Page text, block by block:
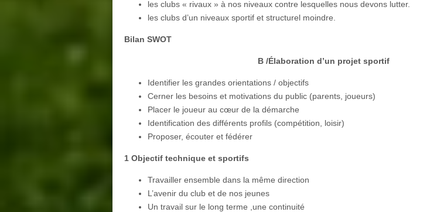
les clubs « rivaux » à nos niveaux contre lesquelles nous devons lutter.
les clubs d’un niveaux sportif et structurel moindre.
Bilan SWOT
B /Élaboration d’un projet sportif
Identifier les grandes orientations / objectifs
Cerner les besoins et motivations du public (parents, joueurs)
Placer le joueur au cœur de la démarche
Identification des différents profils (compétition, loisir)
Proposer, écouter et fédérer
1 Objectif technique et sportifs
Travailler ensemble dans la même direction
L’avenir du club et de nos jeunes
Un travail sur le long terme ,une continuité